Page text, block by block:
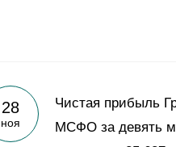
28
ноя
Чистая прибыль
МСФО за девять